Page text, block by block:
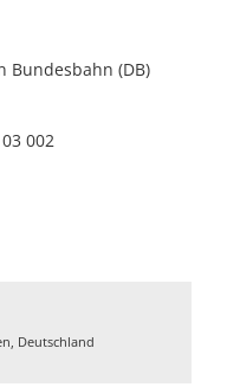
Bundesbahn (DB)
002
Deutschland